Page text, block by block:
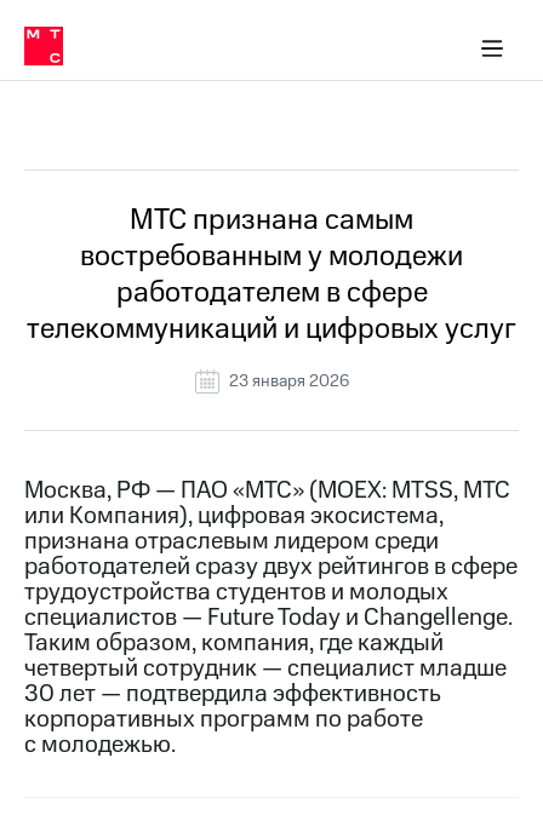
Медиа-центр
и акционерам
Устойчивое развитие
Комплаенс и деловая этика
компании
Карьера
История
компании
Правовая
информация
МТС
о технологиях
Достижения
Интервью
Финансовая
отчетность
Контакты
в МТС
Пресс-
релизы
МТС
о технологиях
МТС признана самым
востребованным у молодежи
работодателем в сфере
телекоммуникаций и цифровых услуг
23 января 2026
Москва, РФ — ПАО «МТС» (MOEX: MTSS, МТС
или Компания), цифровая экосистема,
признана отраслевым лидером среди
работодателей сразу двух рейтингов в сфере
трудоустройства студентов и молодых
специалистов — Future Today и Changellenge.
Таким образом, компания, где каждый
четвертый сотрудник — специалист младше
30 лет — подтвердила эффективность
корпоративных программ по работе
с молодежью.